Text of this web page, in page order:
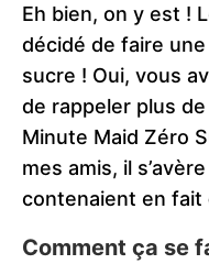
Eh bien, on y est !
décidé de faire
sucre ! Oui, vous
de rappeler plus
Minute Maid Zéro
mes amis, il
contenaient en fait
Comment ça se